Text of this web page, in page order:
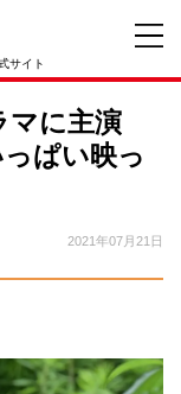
サイト
マに主演
ぱい映っ
2021年07月21日